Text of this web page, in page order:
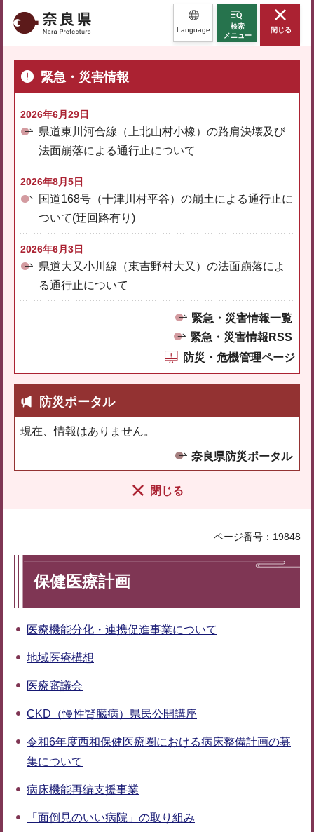
奈良県 Language
検索
メニュー
閉じる
緊急・災害情報
2026年6月29日
県道東川河合線（上北山村小橡）の路肩決壊及び
法面崩落による通行止について
2026年8月5日
国道168号（十津川村平谷）の崩土による通行止に
ついて(迂回路有り)
2026年6月3日
県道大又小川線（東吉野村大又）の法面崩落によ
る通行止について
緊急・災害情報一覧
緊急・災害情報RSS
防災・危機管理ページ
防災ポータル
現在、情報はありません。
奈良県防災ポータル
閉じる
ページ番号：19848
保健医療計画
医療機能分化・連携促進事業について
地域医療構想
医療審議会
CKD（慢性腎臓病）県民公開講座
令和6年度西和保健医療圏における病床整備計画の募
集について
病床機能再編支援事業
「面倒見のいい病院」の取り組み